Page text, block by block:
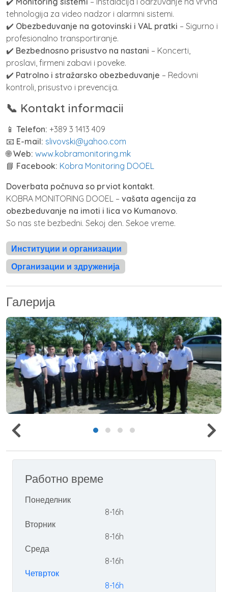
tehnologija za video nadzor i alarmni sistemi.
✔️ Obezbeduvanje na gotovinski i VAL pratki – Sigurno i
profesionalno transportiranje.
✔️ Bezbednosno prisustvo na nastani – Koncerti,
proslavi, firmeni zabavi i poveke.
✔️ Patrolno i stražarsko obezbeduvanje – Redovni
kontroli, prisustvo i prevencija.
📞 Kontakt informacii
📱 Telefon: +389 3 1413 409
📧 E-mail: slivovski@yahoo.com
🌐Web: www.kobramonitoring.mk
📘 Facebook: Kobra Monitoring DOOEL
Doverbata počnuva so prviot kontakt.
KOBRA MONITORING DOOEL – vašata agencija za
obezbeduvanje na imoti i lica vo Kumanovo.
So nas ste bezbedni. Sekoj den. Sekoe vreme.
Институции и организации
Организации и здруженија
Галерија
Работно време
Понеделник
8-16h
Вторник
8-16h
Среда
8-16h
Четврток
8-16h